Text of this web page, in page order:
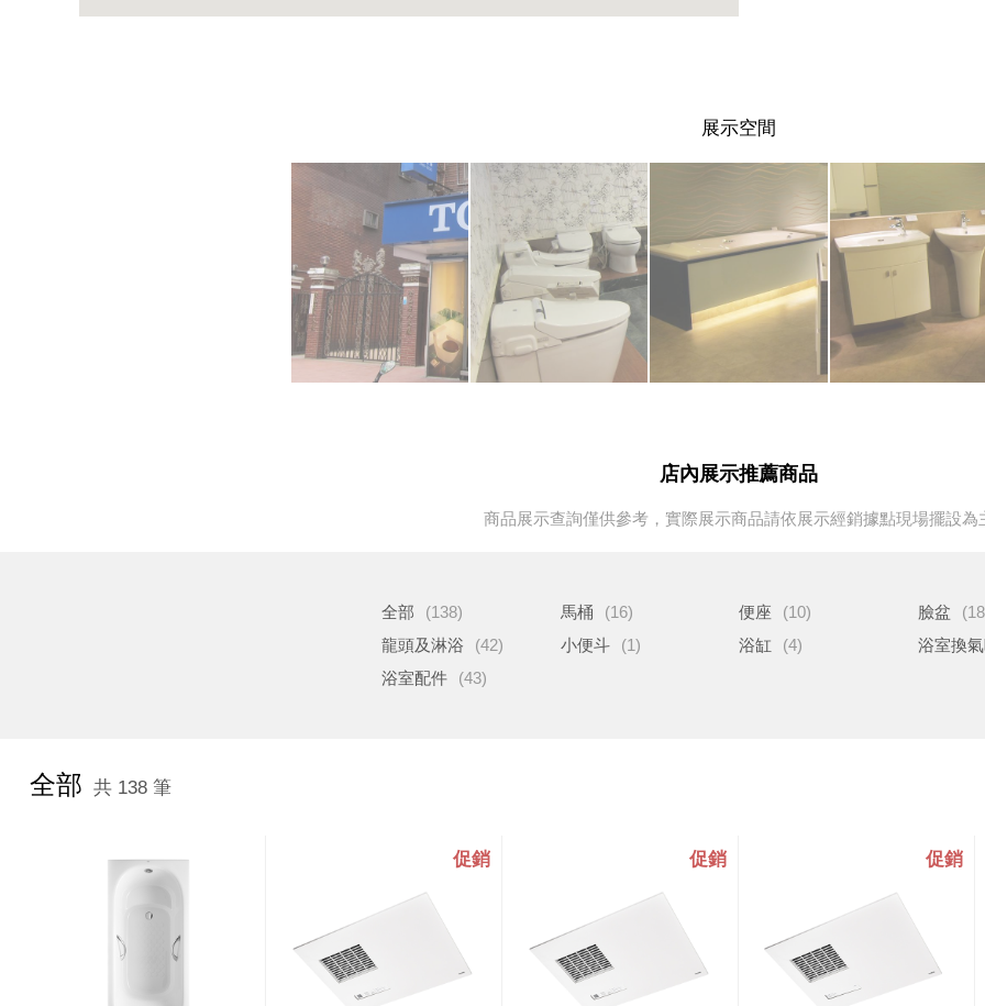
展示空間
店內展示推薦商品
商品展示查詢僅供參考，實際展示商品請依展示經銷據點現場擺設為
全部 (138) 馬桶 (16) 便座 (10) 臉盆
龍頭及淋浴
(42) 小便斗 (1) 浴缸 (4) 浴室換
浴室配件
(43)
全部 共 138 筆